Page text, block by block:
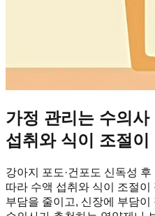
가정 관리는 수의
섭취와 식이 조절이
강아지 포도·건포도 신독성
따라 수액 섭취와 식이 조절
부담을 줄이고, 신장에 부담